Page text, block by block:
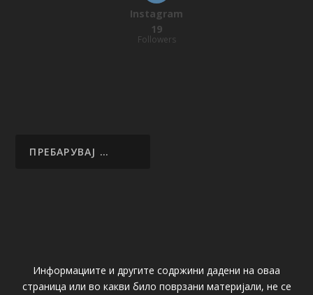
Instagram
19
Followers
Информациите и другите содржини дадени на оваа
страница или во какви било поврзани материјали, не се